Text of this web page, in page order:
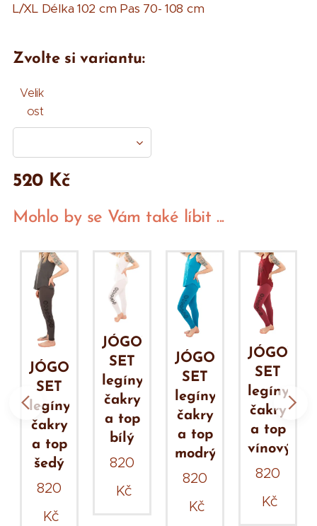
L/XL Délka 102 cm Pas 70- 108 cm
Zvolte si variantu:
Velik
ost
520 Kč
Mohlo by se Vám také líbit ...
JÓGOVÝ
SET
legíny
čakry
a top
šedý
820
Kč
JÓGOVÝ
SET
legíny
čakry
a top
bílý
820
Kč
JÓGOVÝ
SET
legíny
čakry
a top
modrý
820
Kč
JÓGOVÝ
SET
legíny
čakry
a top
vínový
820
Kč